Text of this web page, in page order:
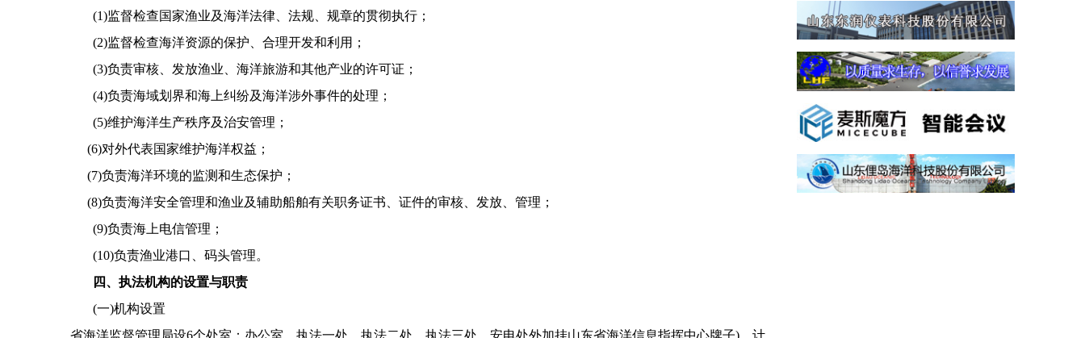
(1)监督检查国家渔业及海洋法律、法规、规章的贯彻执行；
(2)监督检查海洋资源的保护、合理开发和利用；
(3)负责审核、发放渔业、海洋旅游和其他产业的许可证；
(4)负责海域划界和海上纠纷及海洋涉外事件的处理；
(5)维护海洋生产秩序及治安管理；
(6)对外代表国家维护海洋权益；
(7)负责海洋环境的监测和生态保护；
(8)负责海洋安全管理和渔业及辅助船舶有关职务证书、证件的审核、发放、管理；
(9)负责海上电信管理；
(10)负责渔业港口、码头管理。
四、执法机构的设置与职责
(一)机构设置
省海洋监督管理局设6个处室：办公室、执法一处、执法二处、执法三处、安电处外加挂山东省海洋信息指挥中心牌子) 、计